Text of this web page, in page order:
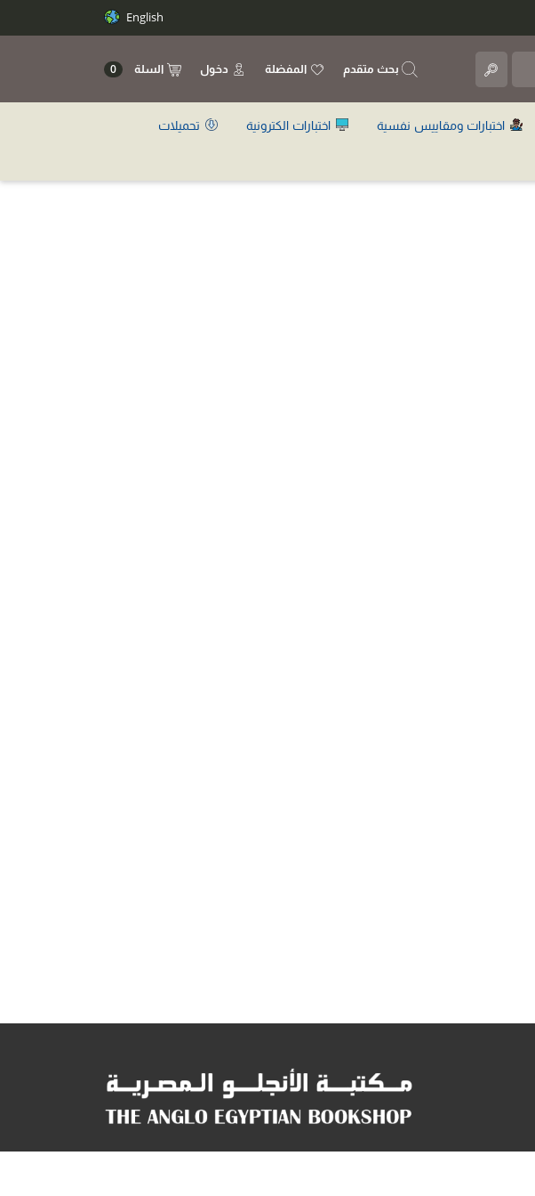
English
بحث متقدم المفضلة دخول السلة 0
اختبارات ومقاييس نفسية اختبارات الكترونية
تحميلات